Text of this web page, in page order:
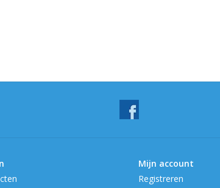
Mijn account
Registreren